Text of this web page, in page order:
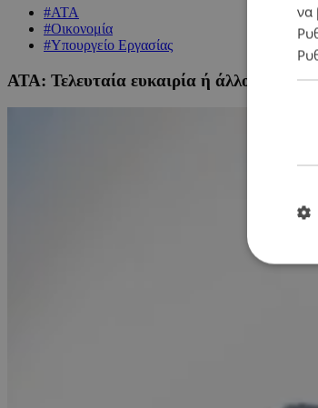
#ΑΤΑ
#Οικονομία
#Υπουργείο Εργασίας
ΑΤΑ: Τελευταία ευκαιρία ή άλλο ένα
να